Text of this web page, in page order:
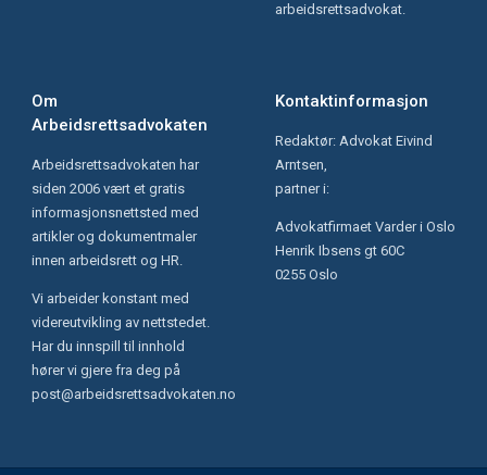
arbeidsrettsadvokat.
Om
Arbeidsrettsadvokaten
Arbeidsrettsadvokaten har
siden 2006 vært et gratis
informasjonsnettsted med
artikler og dokumentmaler
innen arbeidsrett og HR.
Vi arbeider konstant med
videreutvikling av nettstedet.
Har du innspill til innhold
hører vi gjere fra deg på
post@arbeidsrettsadvokaten.no
Kontaktinformasjon
Redaktør: Advokat Eivind
Arntsen,
partner i:
Advokatfirmaet Varder i Oslo
Henrik Ibsens gt 60C
0255 Oslo